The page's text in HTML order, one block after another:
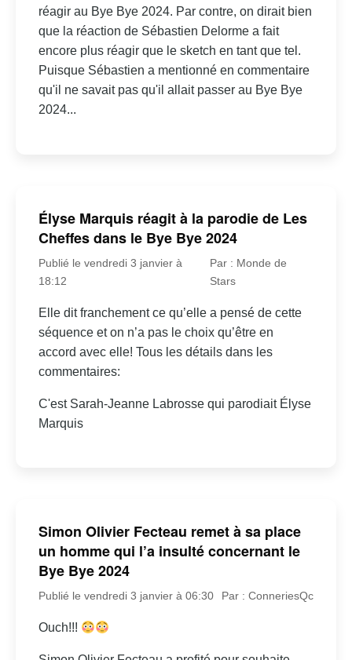
réagir au Bye Bye 2024. Par contre, on dirait bien
que la réaction de Sébastien Delorme a fait
encore plus réagir que le sketch en tant que tel.
Puisque Sébastien a mentionné en commentaire
qu'il ne savait pas qu'il allait passer au Bye Bye
2024...
Élyse Marquis réagit à la parodie de Les
Cheffes dans le Bye Bye 2024
Publié le vendredi 3 janvier à
18:12
Par : Monde de
Stars
Elle dit franchement ce qu’elle a pensé de cette
séquence et on n’a pas le choix qu’être en
accord avec elle! Tous les détails dans les
commentaires:
C'est Sarah-Jeanne Labrosse qui parodiait Élyse
Marquis
Simon Olivier Fecteau remet à sa place
un homme qui l’a insulté concernant le
Bye Bye 2024
Publié le vendredi 3 janvier à 06:30 Par : ConneriesQc
Ouch!!!